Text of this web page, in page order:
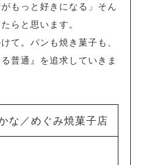
もっと好きになる」そん
らと思います。
て。パンも焼き菓子も、
普通』を追求していきま
な／めぐみ焼菓子店